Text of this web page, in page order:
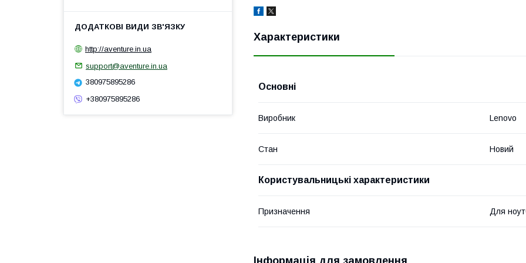
Характеристики
Основні
Виробник Lenovo
Стан Новий
Користувальницькі характеристики
Призначення Для
Інформація для замовлення
http://aventure.in.ua
support@aventure.in.ua
380975895286
+380975895286